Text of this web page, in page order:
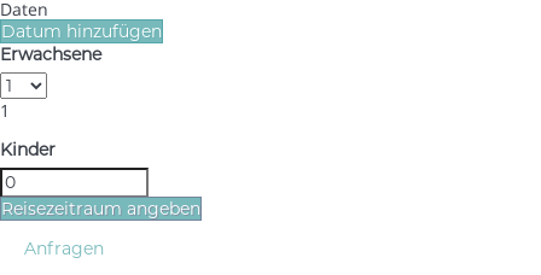
Daten
Datum hinzufügen
Erwachsene
1
Kinder
Reisezeitraum angeben
Anfragen